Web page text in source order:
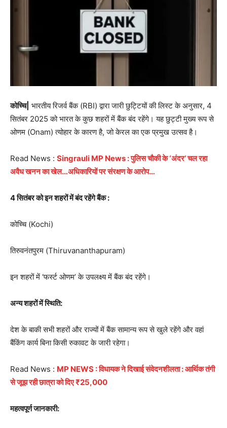
कोच्चि| भारतीय रिजर्व बैंक (RBI) द्वारा जारी छुट्टियों की लिस्ट के अनुसार, 4
सितंबर 2025 को भारत के कुछ शहरों में बैंक बंद रहेंगे। यह छुट्टी मुख्य रूप से
ओणम (Onam) त्योहार के कारण है, जो केरल का एक प्रमुख उत्सव है।
Read News : Singrauli MP News : पुलिस चौकी के ‘अंदर’ चल रहा
अवैध खनन का खेल…अधिकारियों पर संरक्षण के आरोप…
4 सितंबर को इन शहरों में बंद रहेंगे बैंक :
कोच्चि (Kochi)
तिरुवनंतपुरम (Thiruvananthapuram)
इन शहरों में ‘फर्स्ट ओणम’ के उपलक्ष्य में बैंक बंद रहेंगे।
अन्य शहरों में स्थिति:
देश के बाकी सभी शहरों और राज्यों में बैंक सामान्य रूप से खुले रहेंगे और वहां
बैंकिंग कार्य बिना किसी रुकावट के जारी रहेगा।
Read News : MP NEWS : विधायक ने दिखाई संवेदनशीलता : आर्थिक तंगी
से जूझ रही छात्रा को दिए ₹25,000
महत्वपूर्ण जानकारी: